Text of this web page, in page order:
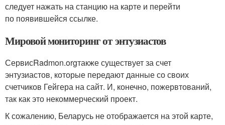
следует нажать на станцию ​​на карте и перейти
по появившейся ссылке.
Мировой мониторинг от энтузиастов
СервисRadmon.orgтакже существует за счет
энтузиастов, которые передают данные со своих
счетчиков Гейгера на сайт. И, конечно, пожервтований,
так как это некоммерческий проект.
К сожалению, Беларусь не отображается на этой карте,